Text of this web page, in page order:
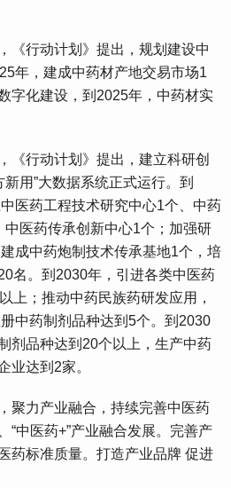
行动计划》提出，规划建设中
年，建成中药材产地交易市场1
字化建设，到2025年，中药材实
行动计划》提出，建立科研创
用”大数据系统正式运行。到
医药工程技术研究中心1个、中药
医药传承创新中心1个；加强研
成中药炮制技术传承基地1个，培
名。到2030年，引进各类中医药
上；推动中药民族药研发应用，
中药制剂品种达到5个。到2030
剂品种达到20个以上，生产中药
业达到2家。
力产业融合，持续完善中医药
“中医药+”产业融合发展。完善产
药标准质量。打造产业品牌 促进